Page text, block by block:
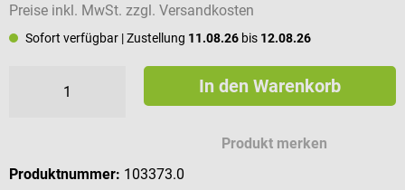
Preise inkl. MwSt. zzgl. Versandkosten
Sofort verfügbar | Zustellung 11.08.26 bis 12.08.26
In den Warenkorb
Produkt merken
Produktnummer: 103373.0